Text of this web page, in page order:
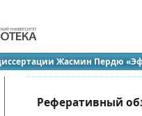
Жасмин Пердю
спектра»
К оглавлению журнала
Реферативный